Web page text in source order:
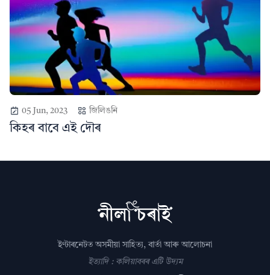
05 Jun, 2023 জিলিঙনি
কিহৰ বাবে এই দৌৰ
ইণ্টাৰনেটত অসমীয়া সাহিত্য, বাৰ্তা আৰু আলোচনা
ইত্যাদি : কলিয়াবৰৰ এটি উদ্যম